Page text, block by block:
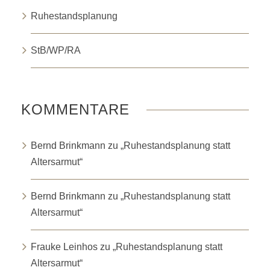
Ruhestandsplanung
StB/WP/RA
KOMMENTARE
Bernd Brinkmann zu „Ruhestandsplanung statt
Altersarmut“
Bernd Brinkmann zu „Ruhestandsplanung statt
Altersarmut“
Frauke Leinhoszu „Ruhestandsplanung statt
Altersarmut“